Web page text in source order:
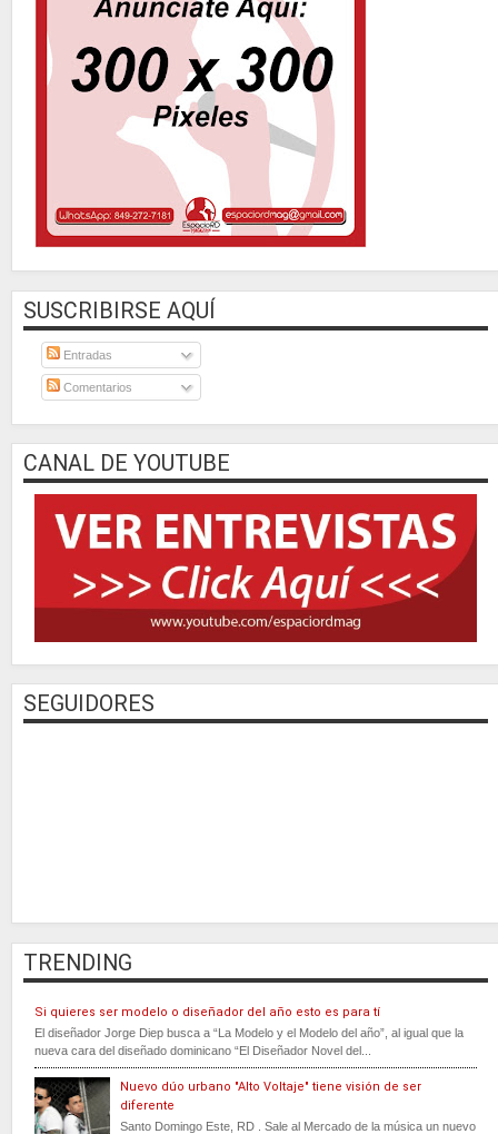
SUSCRIBIRSE AQUÍ
Entradas
Comentarios
CANAL DE YOUTUBE
SEGUIDORES
TRENDING
Si quieres ser modelo o diseñador del año esto es para tí
El diseñador Jorge Diep busca a “La Modelo y el Modelo del año”, al igual que la
nueva cara del diseñado dominicano “El Diseñador Novel del...
Nuevo dúo urbano "Alto Voltaje" tiene visión de ser
diferente
Santo Domingo Este, RD . Sale al Mercado de la música un nuevo